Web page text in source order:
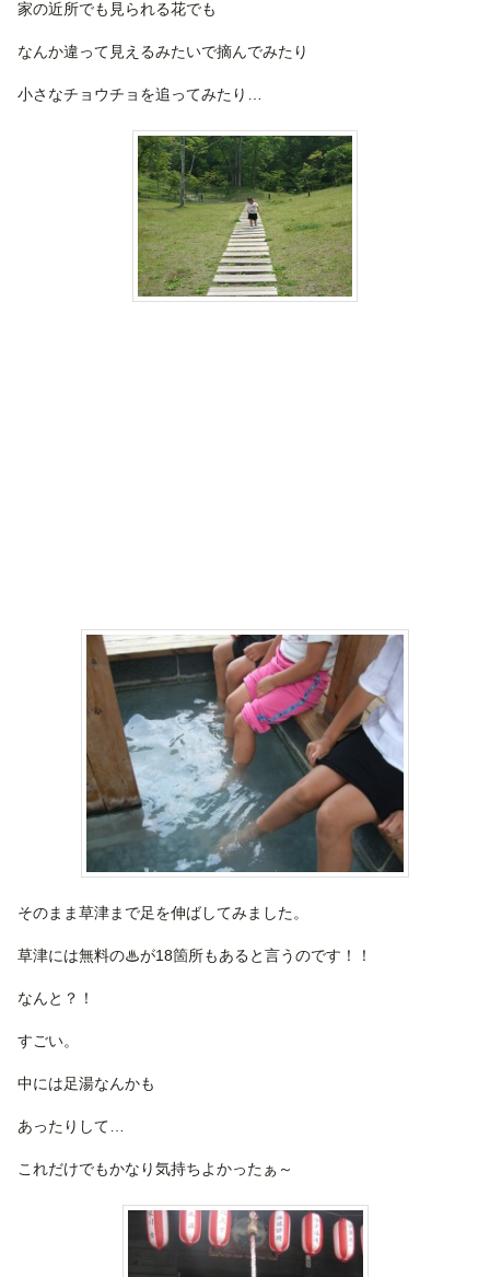
家の近所でも見られる花でも
なんか違って見えるみたいで摘んでみたり
小さなチョウチョを追ってみたり…
そのまま草津まで足を伸ばしてみました。
草津には無料の♨が18箇所もあると言うのです！！
なんと？！
すごい。
中には足湯なんかも
あったりして…
これだけでもかなり気持ちよかったぁ～